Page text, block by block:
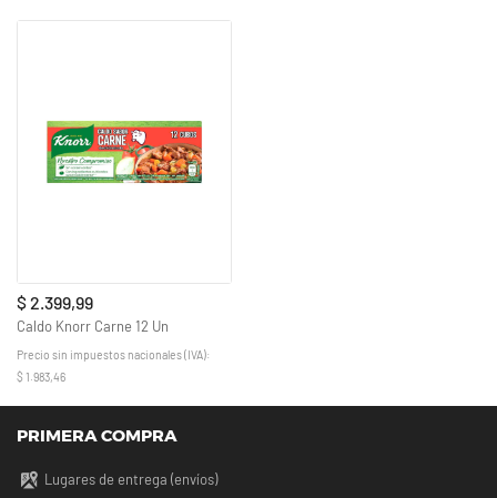
$ 2.399,99
Caldo Knorr Carne 12 Un
Precio sin impuestos nacionales (IVA):
$ 1.983,46
PRIMERA COMPRA
Lugares de entrega (envíos)